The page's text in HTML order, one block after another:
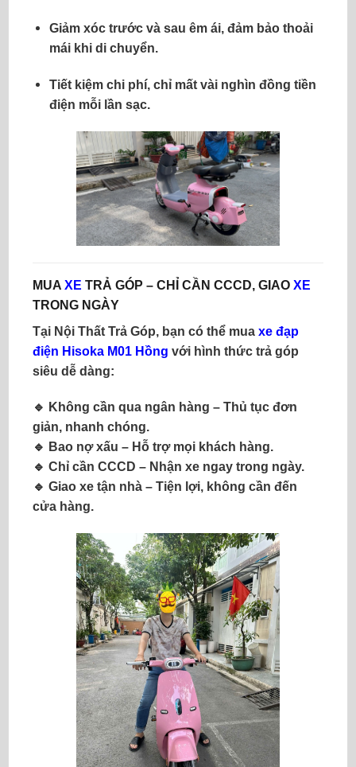
Giảm xóc trước và sau êm ái, đảm bảo thoải
mái khi di chuyển.
Tiết kiệm chi phí, chỉ mất vài nghìn đồng tiền
điện mỗi lần sạc.
MUA XE TRẢ GÓP – CHỈ CẦN CCCD, GIAO XE
TRONG NGÀY
Tại Nội Thất Trả Góp, bạn có thể mua xe đạp
điện Hisoka M01 Hồng với hình thức trả góp
siêu dễ dàng:
🔹 Không cần qua ngân hàng – Thủ tục đơn
giản, nhanh chóng.
🔹 Bao nợ xấu – Hỗ trợ mọi khách hàng.
🔹 Chỉ cần CCCD – Nhận xe ngay trong ngày.
🔹 Giao xe tận nhà – Tiện lợi, không cần đến
cửa hàng.